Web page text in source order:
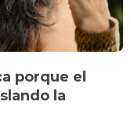
porque el
la